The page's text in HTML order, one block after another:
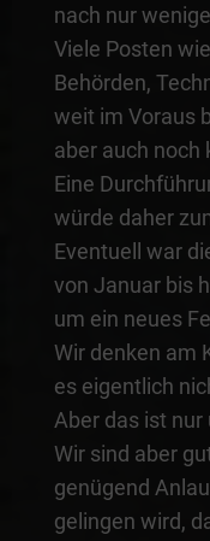
nach nur
Viele Posten
Behörden,
weit im Voraus
aber auch noch
Eine
würde daher
Eventuell war
von Januar bis
um ein neues
Wir denken am
es eigentlich
Aber das ist
Wir sind aber
genügend
gelingen wird,